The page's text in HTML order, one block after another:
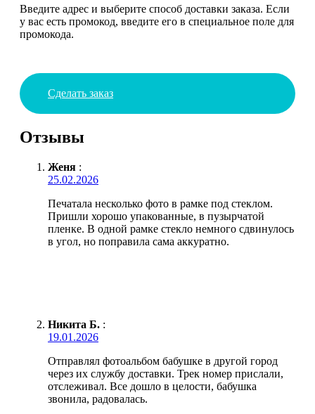
Введите адрес и выберите способ доставки заказа. Если
у вас есть промокод, введите его в специальное поле для
промокода.
Сделать заказ
Отзывы
Женя :
25.02.2026
Печатала несколько фото в рамке под стеклом.
Пришли хорошо упакованные, в пузырчатой
пленке. В одной рамке стекло немного сдвинулось
в угол, но поправила сама аккуратно.
Никита Б. :
19.01.2026
Отправлял фотоальбом бабушке в другой город
через их службу доставки. Трек номер прислали,
отслеживал. Все дошло в целости, бабушка
звонила, радовалась.